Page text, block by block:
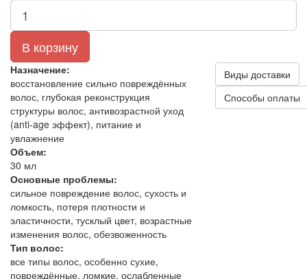
В корзину
Назначение:
восстановление сильно повреждённых
волос, глубокая реконструкция
структуры волос, антивозрастной уход
(anti-age эффект), питание и
увлажнение
Объем:
30 мл
Основные проблемы:
сильное повреждение волос, сухость и
ломкость, потеря плотности и
эластичности, тусклый цвет, возрастные
изменения волос, обезвоженность
Тип волос:
все типы волос, особенно сухие,
повреждённые, ломкие, ослабленные
Виды доставки
Способы оплаты